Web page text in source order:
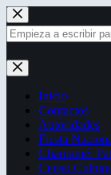
Saltar
al
contenido
Sin
resultados
Inicio
Contactos
Autoridades
Fiesta
Chamamé:
Censo